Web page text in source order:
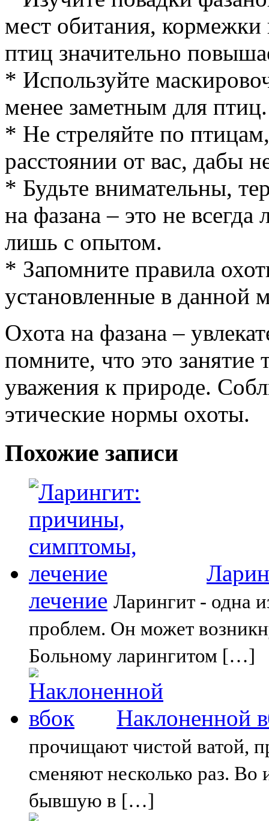
мест обитания,
птиц значительно
* Используйте
менее заметным для птиц.
* Не стреляйте по
расстоянии от вас, дабы
* Будьте внимательны,
на фазана – это не
лишь с опытом.
* Запомните правила
установленные в данной
Охота на фазана –
помните, что это занятие
уважения к природе.
этические нормы охоты.
Похожие записи
лечение Ларингит - одна
проблем. Он может
Больному ларингитом […]
Наклоненной
прочищают чистой ватой,
сменяют несколько раз. Во
бывшую в […]